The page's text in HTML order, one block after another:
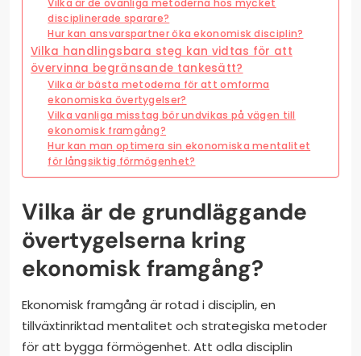
Vilka är de ovanliga metoderna hos mycket
disciplinerade sparare?
Hur kan ansvarspartner öka ekonomisk disciplin?
Vilka handlingsbara steg kan vidtas för att
övervinna begränsande tankesätt?
Vilka är bästa metoderna för att omforma
ekonomiska övertygelser?
Vilka vanliga misstag bör undvikas på vägen till
ekonomisk framgång?
Hur kan man optimera sin ekonomiska mentalitet
för långsiktig förmögenhet?
Vilka är de grundläggande
övertygelserna kring
ekonomisk framgång?
Ekonomisk framgång är rotad i disciplin, en
tillväxtinriktad mentalitet och strategiska metoder
för att bygga förmögenhet. Att odla disciplin